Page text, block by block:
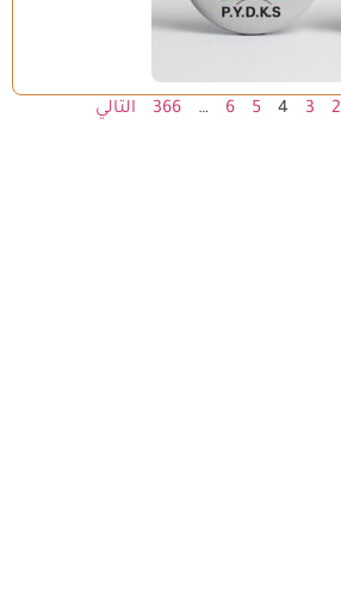
2
3
4
5
6
…
366 التالي